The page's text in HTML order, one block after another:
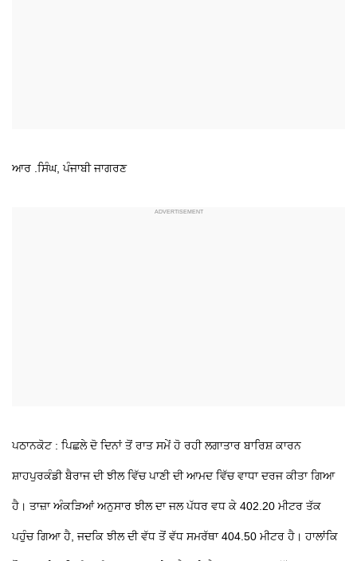
ਆਰ .ਸਿੰਘ, ਪੰਜਾਬੀ ਜਾਗਰਣ
ਪਠਾਨਕੋਟ : ਪਿਛਲੇ ਦੋ ਦਿਨਾਂ ਤੋਂ ਰਾਤ ਸਮੇਂ ਹੋ ਰਹੀ ਲਗਾਤਾਰ ਬਾਰਿਸ਼ ਕਾਰਨ
ਸ਼ਾਹਪੁਰਕੰਡੀ ਬੈਰਾਜ ਦੀ ਝੀਲ ਵਿੱਚ ਪਾਣੀ ਦੀ ਆਮਦ ਵਿੱਚ ਵਾਧਾ ਦਰਜ ਕੀਤਾ ਗਿਆ
ਹੈ। ਤਾਜ਼ਾ ਅੰਕੜਿਆਂ ਅਨੁਸਾਰ ਝੀਲ ਦਾ ਜਲ ਪੱਧਰ ਵਧ ਕੇ 402.20 ਮੀਟਰ ਤੱਕ
ਪਹੁੰਚ ਗਿਆ ਹੈ, ਜਦਕਿ ਝੀਲ ਦੀ ਵੱਧ ਤੋਂ ਵੱਧ ਸਮਰੱਥਾ 404.50 ਮੀਟਰ ਹੈ। ਹਾਲਾਂਕਿ